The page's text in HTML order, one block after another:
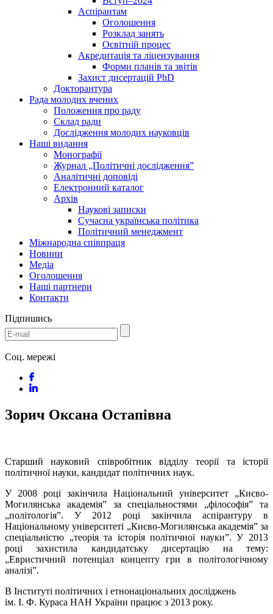
Аспірантам
Оголошення
Розклад занять
Освітній процес
Акредитація та ліцензування
Форми планів та звітів
Захист дисертацій PhD
Докторантура
Рада молодих вчених
Положення про раду
Склад ради
Дослідження молодих науковців
Наші видання
Монографії
Журнал „Політичні дослідження”
Аналітичні доповіді
Електронний каталог
Архів
Наукові записки
Сучасна українська політика
Політичний менеджмент
Міжнародна співпраця
Новини
Медіa
Оголошення
Наші партнери
Контакти
Підпишись
Соц. мережі
Зорич Оксана Остапівна
Старший науковий співробітник відділу теорії та історії
політичної науки, кандидат політичних наук.
У 2008 році закінчила Національний університет „Києво-
Могилянська академія” за спеціальностями „філософія” та
„політологія”. У 2012 році закінчила аспірантуру в
Національному університеті „Києво-Могилянська академія” за
спеціальністю „теорія та історія політичної науки”. У 2013
році захистила кандидатську дисертацію на тему:
„Евристичний потенціал концепту гри в політологічному
аналізі”.
В Інституті політичних і етнонаціональних досліджень
ім. І. Ф. Кураса НАН України працює з 2013 року.